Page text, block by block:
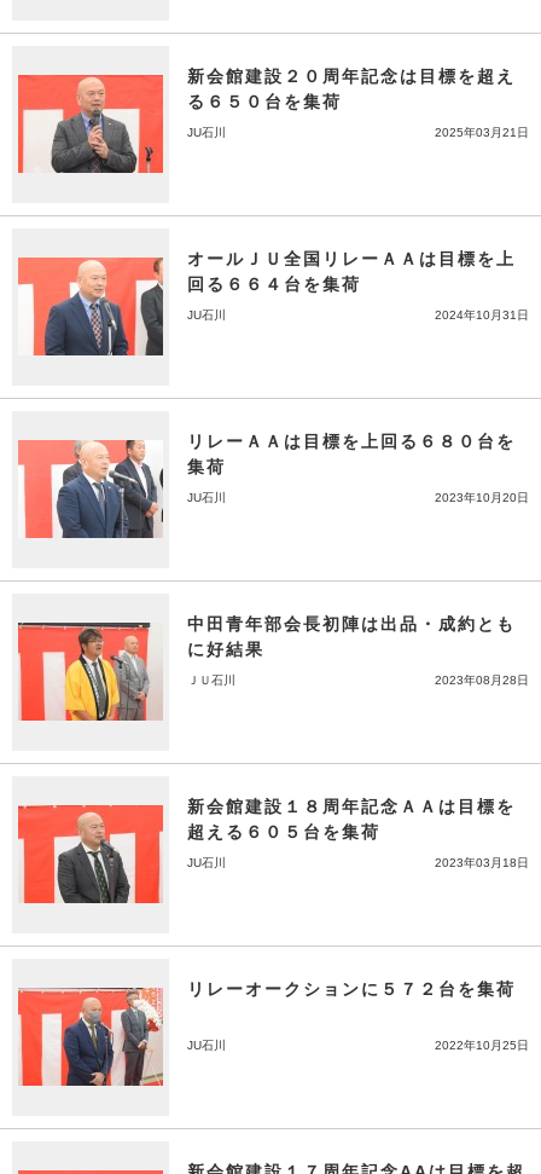
新会館建設２０周年記念は目標を超え
る６５０台を集荷
JU石川 2025年03月21日
オールＪＵ全国リレーＡＡは目標を上
回る６６４台を集荷
JU石川 2024年10月31日
リレーＡＡは目標を上回る６８０台を
集荷
JU石川 2023年10月20日
中田青年部会長初陣は出品・成約とも
に好結果
ＪＵ石川 2023年08月28日
新会館建設１８周年記念ＡＡは目標を
超える６０５台を集荷
JU石川 2023年03月18日
リレーオークションに５７２台を集荷
JU石川 2022年10月25日